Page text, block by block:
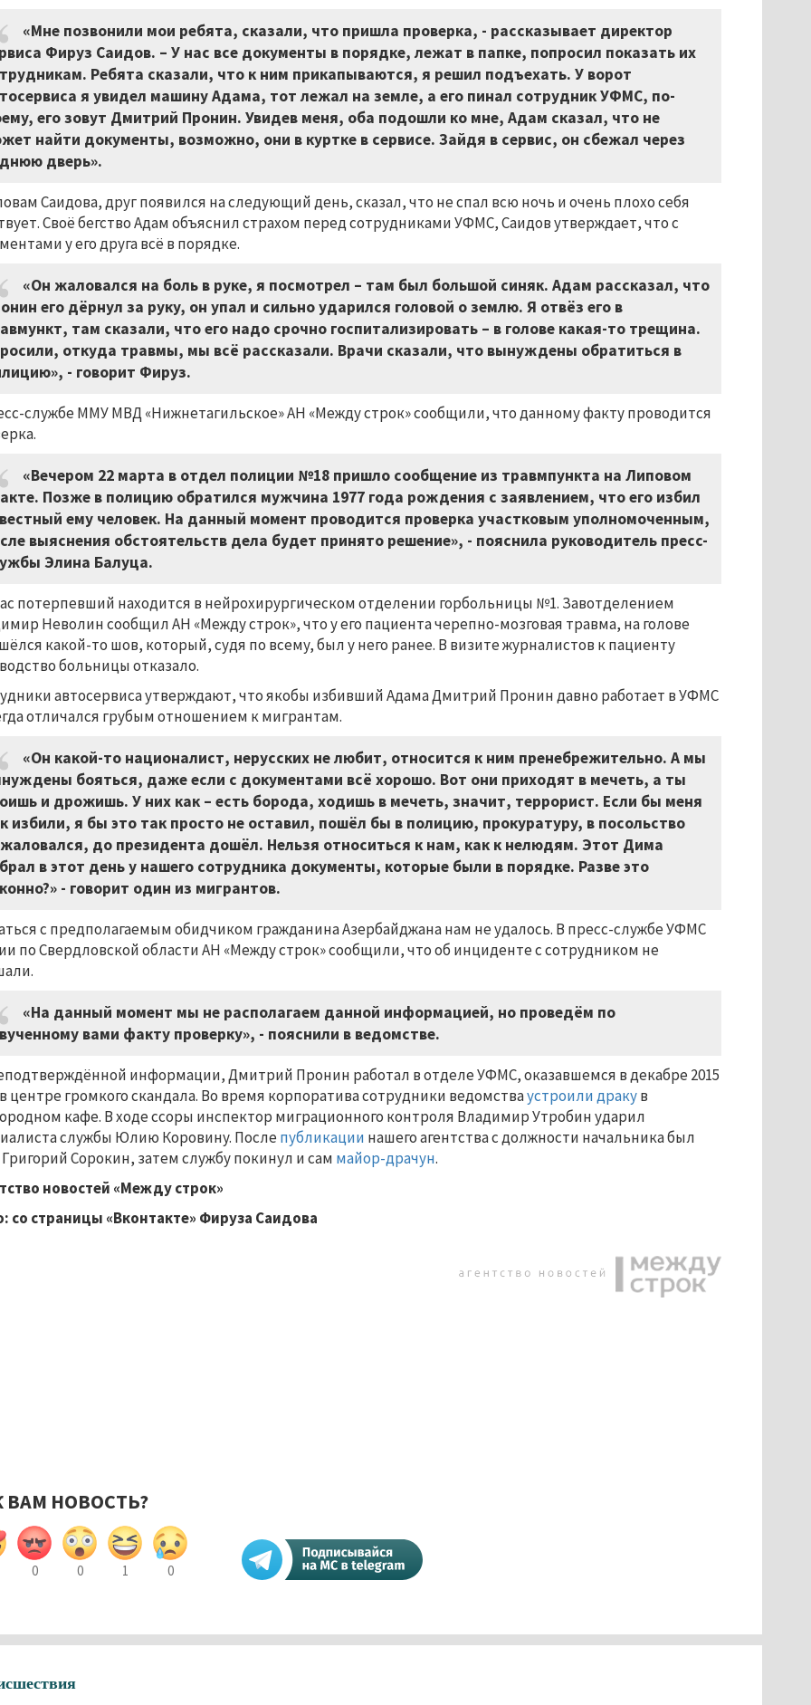
«Мне позвонили мои ребята, сказали, что пришла проверка, - рассказывает директор
Фируз Саидов. – У нас все документы в порядке, лежат в папке, попросил показать их
Ребята сказали, что к ним прикапываются, я решил подъехать. У ворот
я увидел машину Адама, тот лежал на земле, а его пинал сотрудник УФМС, по-
его зовут Дмитрий Пронин. Увидев меня, оба подошли ко мне, Адам сказал, что не
найти документы, возможно, они в куртке в сервисе. Зайдя в сервис, он сбежал через
дверь».
Саидова, друг появился на следующий день, сказал, что не спал всю ночь и очень плохо себя
Своё бегство Адам объяснил страхом перед сотрудниками УФМС, Саидов утверждает, что с
у его друга всё в порядке.
«Он жаловался на боль в руке, я посмотрел – там был большой синяк. Адам рассказал, что
его дёрнул за руку, он упал и сильно ударился головой о землю. Я отвёз его в
там сказали, что его надо срочно госпитализировать – в голове какая-то трещина.
откуда травмы, мы всё рассказали. Врачи сказали, что вынуждены обратиться в
- говорит Фируз.
службе ММУ МВД «Нижнетагильское» АН «Между строк» сообщили, что данному факту проводится
«Вечером 22 марта в отдел полиции №18 пришло сообщение из травмпункта на Липовом
Позже в полицию обратился мужчина 1977 года рождения с заявлением, что его избил
ему человек. На данный момент проводится проверка участковым уполномоченным,
выяснения обстоятельств дела будет принято решение», - пояснила руководитель пресс-
Элина Балуца.
потерпевший находится в нейрохирургическом отделении горбольницы №1. Завотделением
Неволин сообщил АН «Между строк», что у его пациента черепно-мозговая травма, на голове
какой-то шов, который, судя по всему, был у него ранее. В визите журналистов к пациенту
больницы отказало.
автосервиса утверждают, что якобы избивший Адама Дмитрий Пронин давно работает в УФМС
отличался грубым отношением к мигрантам.
«Он какой-то националист, нерусских не любит, относится к ним пренебрежительно. А мы
бояться, даже если с документами всё хорошо. Вот они приходят в мечеть, а ты
и дрожишь. У них как – есть борода, ходишь в мечеть, значит, террорист. Если бы меня
избили, я бы это так просто не оставил, пошёл бы в полицию, прокуратуру, в посольство
до президента дошёл. Нельзя относиться к нам, как к нелюдям. Этот Дима
в этот день у нашего сотрудника документы, которые были в порядке. Разве это
- говорит один из мигрантов.
с предполагаемым обидчиком гражданина Азербайджана нам не удалось. В пресс-службе УФМС
по Свердловской области АН «Между строк» сообщили, что об инциденте с сотрудником не
«На данный момент мы не располагаем данной информацией, но проведём по
вами факту проверку», - пояснили в ведомстве.
информации, Дмитрий Пронин работал в отделе УФМС, оказавшемся в декабре 2015
центре громкого скандала. Во время корпоратива сотрудники ведомстваустроили дракув
кафе. В ходе ссоры инспектор миграционного контроля Владимир Утробин ударил
службы Юлию Коровину. После публикации нашего агентства с должности начальника был
Сорокин, затем службу покинул и сам майор-драчун.
новостей «Между строк»
со страницы «Вконтакте» Фируза Саидова
ВАМ НОВОСТЬ?
0 0 1 0